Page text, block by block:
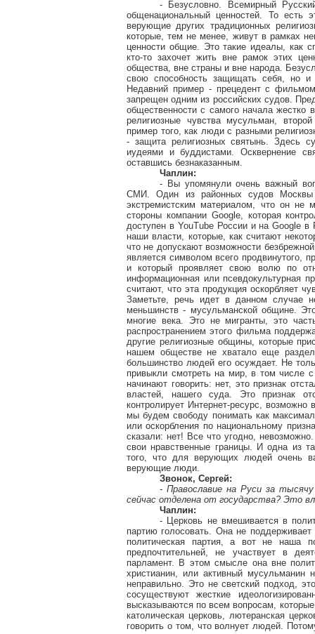
- Безусловно. Всемирный
общенациональный ценностей. То есть
верующие других традиционных
которые, тем не менее, живут в рамках
ценности общие. Это такие идеалы, как
кто-то захочет жить вне рамок этих
общества, вне страны и вне народа.
свою способность защищать себя, но и
Недавний пример - прецедент с
запрещен одним из российских судов.
общественности с самого начала
религиозные чувства мусульман,
пример того, как люди с разными
- защита религиозных святынь. Здесь
иудеями и буддистами. Осквернение
оставшись безнаказанным.
Чаплин:
- Вы упомянули очень важный
СМИ. Один из районных судов Москвы
экстремистским материалом, что он не
стороны компании Google, которая
доступен в YouTube России и на Google
наши власти, которые, как считают
что не допускают возможности
является символом всего продвинутого,
и который проявляет свою волю по
информационная или псевдокультурная
считают, что эта продукция оскорбляет
Заметьте, речь идет в данном случае
меньшинств - мусульманской общине.
многие века. Это не мигранты, это
распространением этого фильма
другие религиозные общины, которые
нашем обществе не хватало еще
большинство людей его осуждает. Не
привыкли смотреть на мир, в том числе
начинают говорить: нет, это признак
властей, нашего суда. Это признак
контролирует Интернет-ресурс,
мы будем свободу понимать как
или оскорбления по национальному
сказали: нет! Все что угодно,
свои нравственные границы. И одна из
того, что для верующих людей очень
верующие люди.
Звонок, Сергей:
- Православие на Руси за
сейчас отделена от государства? Это
Чаплин:
- Церковь не вмешивается в
партию голосовать. Она не
политическая партия, а вот не наша
предпочтительней, не участвует в
парламент. В этом смысле она вне
христианин, или активный
неправильно. Это не светский подход,
сосуществуют жесткие
высказываются по всем вопросам,
католическая церковь, лютеранская
говорить о том, что волнует людей.